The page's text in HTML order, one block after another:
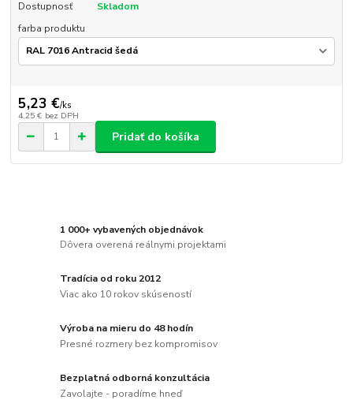
Dostupnosť
Skladom
farba produktu
5,23 €/ks
4,25 € bez DPH
Pridať do košíka
1 000+ vybavených objednávok
Dôvera overená reálnymi projektami
Tradícia od roku 2012
Viac ako 10 rokov skúseností
Výroba na mieru do 48 hodín
Presné rozmery bez kompromisov
Bezplatná odborná konzultácia
Zavolajte - poradíme hneď